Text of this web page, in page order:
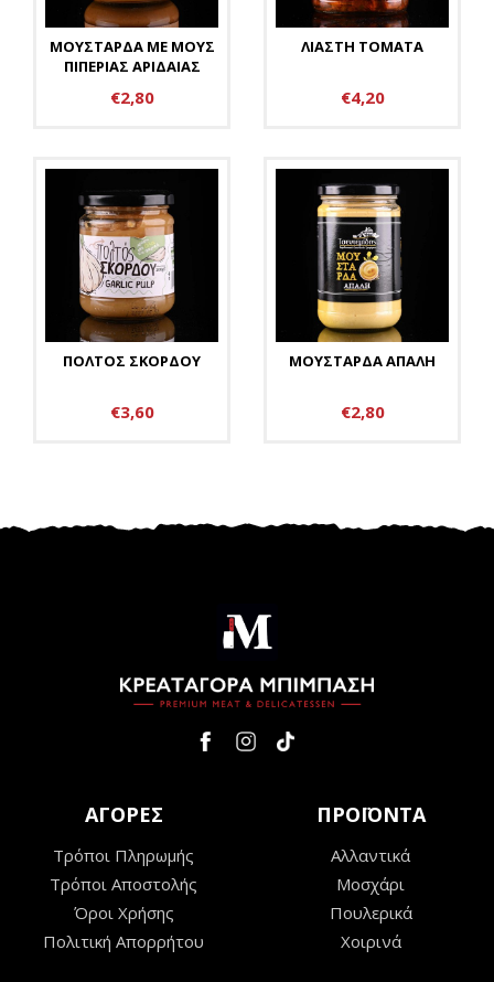
ΜΟΥΣΤΑΡΔΑ ΜΕ ΜΟΥΣ
ΠΙΠΕΡΙΑΣ ΑΡΙΔΑΙΑΣ
€2,80
ΛΙΑΣΤΗ ΤΟΜΑΤΑ
€4,20
ΠΟΛΤΟΣ ΣΚΟΡΔΟΥ
€3,60
ΜΟΥΣΤΑΡΔΑ ΑΠΑΛΗ
€2,80
ΑΓΟΡΕΣ
Τρόποι Πληρωμής
Τρόποι Αποστολής
Όροι Χρήσης
Πολιτική Απορρήτου
ΠΡΟΪΟΝΤΑ
Αλλαντικά
Μοσχάρι
Πουλερικά
Χοιρινά